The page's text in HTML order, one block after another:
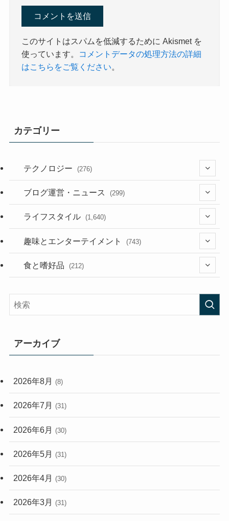
このサイトはスパムを低減するために Akismet を
使っています。
コメントデータの処理方法の詳細
はこちらをご覧ください。
カテゴリー
テクノロジー (276)
(36)
(187)
ブログ運営・ニュース (299)
(118)
(181)
ライフスタイル (1,640)
(395)
(282)
(33)
(248)
趣味とエンターテイメント (743)
(56)
食と嗜好品 (212)
アーカイブ
2026年8月 (8)
2026年7月 (31)
2026年6月 (30)
2026年5月 (31)
2026年4月 (30)
2026年3月 (31)